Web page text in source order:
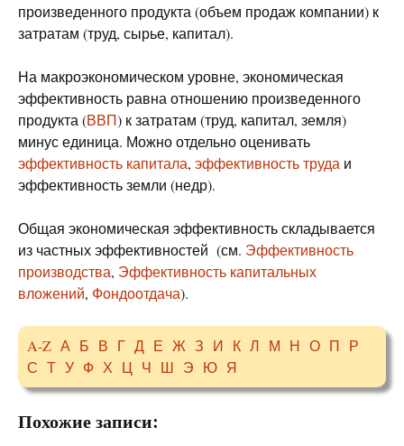
произведенного продукта (объем продаж компании) к
затратам (труд, сырье, капитал).
На макроэкономическом уровне, экономическая
эффективность равна отношению произведенного
продукта (ВВП) к затратам (труд, капитал, земля)
минус единица. Можно отдельно оценивать
эффективность капитала, эффективность труда и
эффективность земли (недр).
Общая экономическая эффективность складывается
из частных эффективностей (см. Эффективность
производства, Эффективность капитальных
вложений, Фондоотдача).
A-Z А Б В Г Д Е Ж З И К Л М Н О П Р
С Т У Ф Х Ц Ч Ш Э Ю Я
Похожие записи: